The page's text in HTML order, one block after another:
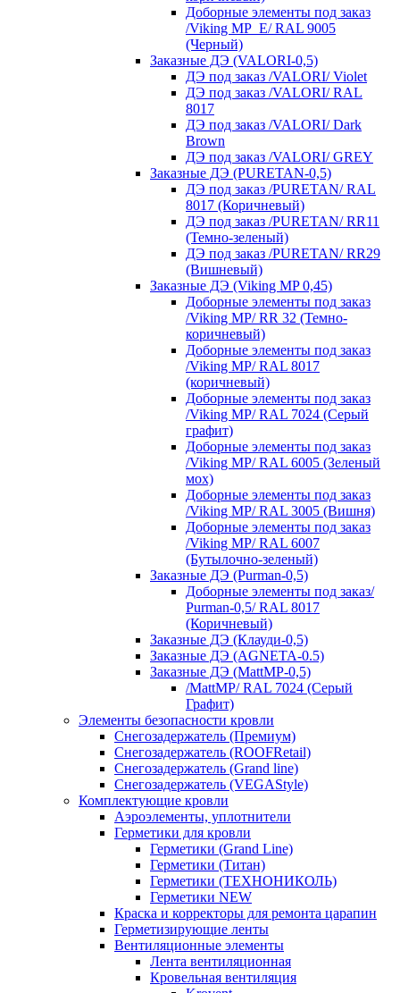
Доборные элементы под заказ
/Viking MP_E/ RAL 9005
(Черный)
Заказные ДЭ (VALORI-0,5)
ДЭ под заказ /VALORI/ Violet
ДЭ под заказ /VALORI/ RAL
8017
ДЭ под заказ /VALORI/ Dark
Brown
ДЭ под заказ /VALORI/ GREY
Заказные ДЭ (PURETAN-0,5)
ДЭ под заказ /PURETAN/ RAL
8017 (Коричневый)
ДЭ под заказ /PURETAN/ RR11
(Темно-зеленый)
ДЭ под заказ /PURETAN/ RR29
(Вишневый)
Заказные ДЭ (Viking MP 0,45)
Доборные элементы под заказ
/Viking MP/ RR 32 (Темно-
коричневый)
Доборные элементы под заказ
/Viking MP/ RAL 8017
(коричневый)
Доборные элементы под заказ
/Viking MP/ RAL 7024 (Серый
графит)
Доборные элементы под заказ
/Viking MP/ RAL 6005 (Зеленый
мох)
Доборные элементы под заказ
/Viking MP/ RAL 3005 (Вишня)
Доборные элементы под заказ
/Viking MP/ RAL 6007
(Бутылочно-зеленый)
Заказные ДЭ (Purman-0,5)
Доборные элементы под заказ/
Purman-0,5/ RAL 8017
(Коричневый)
Заказные ДЭ (Клауди-0,5)
Заказные ДЭ (AGNETA-0.5)
Заказные ДЭ (MattMP-0,5)
/MattMP/ RAL 7024 (Серый
Графит)
Элементы безопасности кровли
Снегозадержатель (Премиум)
Снегозадержатель (ROOFRetail)
Снегозадержатель (Grand line)
Снегозадержатель (VEGAStyle)
Комплектующие кровли
Аэроэлементы, уплотнители
Герметики для кровли
Герметики (Grand Line)
Герметики (Титан)
Герметики (ТЕХНОНИКОЛЬ)
Герметики NEW
Краска и корректоры для ремонта царапин
Герметизирующие ленты
Вентиляционные элементы
Лента вентиляционная
Кровельная вентиляция